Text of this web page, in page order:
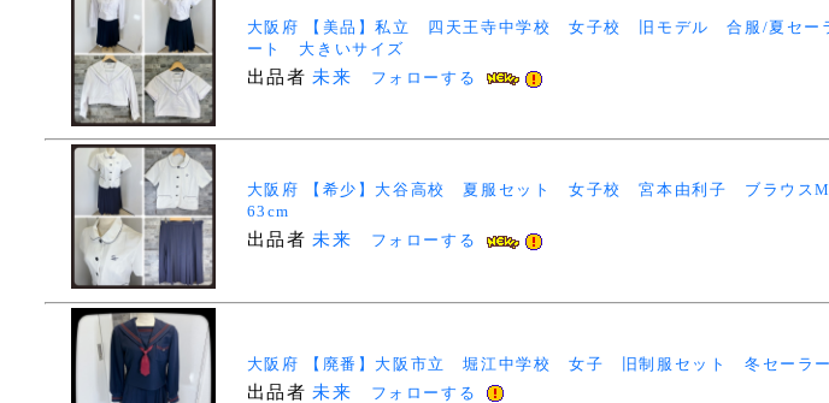
大阪府 【美品】私立 四天王寺中学校 女子校 旧モデル 合服/夏セー
ート 大きいサイズ
出品者 未来 フォローする
大阪府 【希少】大谷高校 夏服セット 女子校 宮本由利子 ブラウス
63cm
出品者 未来 フォローする
大阪府 【廃番】大阪市立 堀江中学校 女子 旧制服セット 冬セーラ
出品者 未来 フォローする